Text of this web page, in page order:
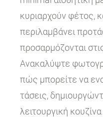
κυριαρχούν φέτος,
περιλαμβάνει
προσαρμόζονται
Ανακαλύψτε
πώς μπορείτε να
τάσεις,
λειτουργική